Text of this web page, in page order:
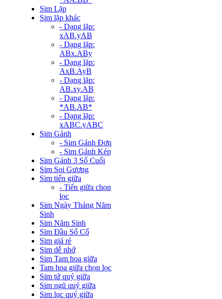
Sim Lặp
Sim lặp khác
- Dạng lặp:
xAB.yAB
- Dạng lặp:
ABx.ABy
- Dạng lặp:
AxB.AyB
- Dạng lặp:
AB.xy.AB
- Dạng lặp:
*AB.AB*
- Dạng lặp:
xABC.yABC
Sim Gánh
- Sim Gánh Đơn
- Sim Gánh Kép
Sim Gánh 3 Số Cuối
Sim Soi Gương
Sim tiến giữa
- Tiến giữa chọn
lọc
Sim Ngày Tháng Năm
Sinh
Sim Năm Sinh
Sim Đầu Số Cổ
Sim giá rẻ
Sim dễ nhớ
Sim Tam hoa giữa
Tam hoa giữa chọn lọc
Sim tứ quý giữa
Sim ngũ quý giữa
Sim lục quý giữa